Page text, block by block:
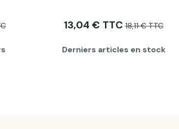
13,04 € TTC 18,11 € TTC
Derniers articles en stock